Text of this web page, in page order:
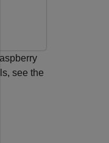
see the